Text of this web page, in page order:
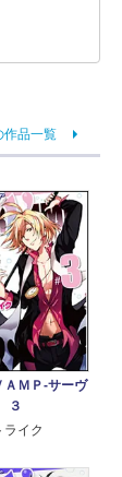
作品一覧
ＡＭＰ‐サーヴ
３
ライク